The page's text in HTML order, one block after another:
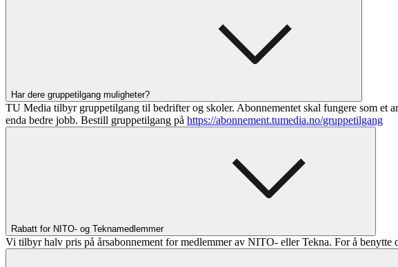
Har dere gruppetilgang muligheter?
TU Media tilbyr gruppetilgang til bedrifter og skoler. Abonnementet skal fungere som et
enda bedre jobb. Bestill gruppetilgang på https://abonnement.tumedia.no/gruppetilgang
Rabatt for NITO- og Teknamedlemmer
Vi tilbyr halv pris på årsabonnement for medlemmer av NITO- eller Tekna. For å